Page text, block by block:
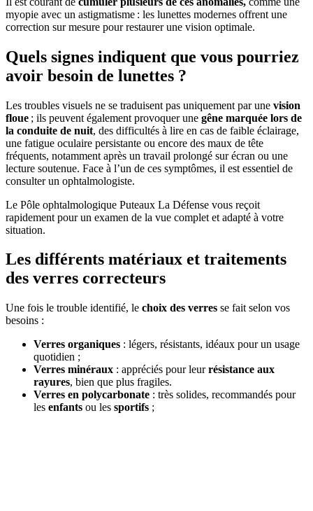
myopie avec un astigmatisme : les lunettes modernes offrent une
correction sur mesure pour restaurer une vision optimale.
Quels signes indiquent que vous pourriez
avoir besoin de lunettes ?
Les troubles visuels ne se traduisent pas uniquement par une vision
floue ; ils peuvent également provoquer une gêne marquée lors de
la conduite de nuit, des difficultés à lire en cas de faible éclairage,
une fatigue oculaire persistante ou encore des maux de tête
fréquents, notamment après un travail prolongé sur écran ou une
lecture soutenue. Face à l’un de ces symptômes, il est essentiel de
consulter un ophtalmologiste.
Le Pôle ophtalmologique Puteaux La Défense vous reçoit
rapidement pour un examen de la vue complet et adapté à votre
situation.
Les différents matériaux et traitements
des verres correcteurs
Une fois le trouble identifié, le choix des verres se fait selon vos
besoins :
Verres organiques : légers, résistants, idéaux pour un usage
quotidien ;
Verres minéraux : appréciés pour leurrésistance aux
rayures, bien que plus fragiles.
Verres en polycarbonate : très solides, recommandés pour
les enfants ou les sportifs ;